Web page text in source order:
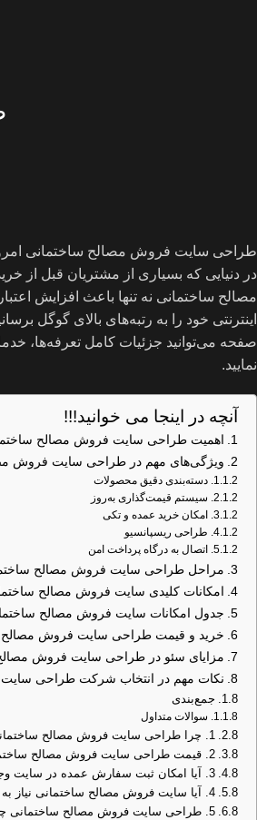
طراحی سایت فروش مصالح ساختمانی
در دنیایی که بسیاری از مشتریان قبل از
مصالح ساختمانی نه تنها باعث افزایش
اینترنتی خود را به رتبه‌های بالای گوگل
صفحه می‌توانید جزئیات کامل تعرفه‌ها،
نمایید.
آنچه در اینجا می خوانید!!!
اهمیت طراحی سایت فروش مصالح
ویژگی‌های مهم در طراحی سایت فروش
دسته‌بندی دقیق محصولات
سیستم قیمت‌گذاری به‌روز
امکان خرید عمده و تکی
طراحی ریسپانسیو
اتصال به درگاه پرداخت امن
مراحل طراحی سایت فروش مصالح
امکانات کلیدی سایت فروش مصالح
جدول امکانات سایت فروش مصالح
خرید و قیمت طراحی سایت فروش مصالح
مزایای سئو در طراحی سایت فروش
نکات مهم در انتخاب شرکت طراحی
جمع‌بندی
سوالات متداول
1. چرا طراحی سایت فروش مصالح ساختمانی اهمیت دارد؟
2. قیمت طراحی سایت فروش مصالح ساختمانی چقدر است؟
3. آیا امکان ثبت سفارش عمده در سایت وجود دارد؟
4. آیا سایت فروش مصالح ساختمانی نیاز به سئو دارد؟
5. طراحی سایت فروش مصالح ساختمانی چقدر زمان می‌برد؟